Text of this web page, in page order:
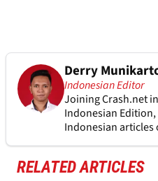
Derry
Indonesian Editor
Joining Crash.net
Indonesian
Indonesian articles
RELATED ARTICLES